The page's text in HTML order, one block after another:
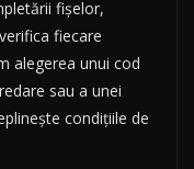
fişelor,
fiecare
alegerea unui cod
sau a unei
condiţiile de